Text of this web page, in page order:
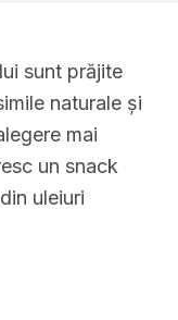
sunt prăjite
naturale și
mai
un snack
uleiuri